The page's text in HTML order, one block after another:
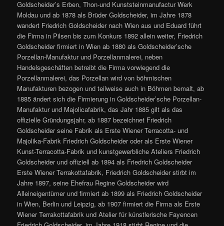
Goldscheider’s Erben, Thon-und Kunststeinmanufactur Werk
Moldau und ab 1878 als Brüder Goldscheider, im Jahre 1878
wandert Friedrich Goldscheider nach Wien aus und Eduard führt
die Firma in Pilsen bis zum Konkurs 1892 allein weiter, Friedrich
Goldscheider firmiert in Wien ab 1880 als Goldscheider’sche
Porzellan-Manufaktur und Porzellanmalerei, neben
Handelsgeschäften betreibt die Firma vorwiegend die
Porzellanmalerei, das Porzellan wird von böhmischen
Manufakturen bezogen und teilweise auch in Böhmen bemalt, ab
1885 ändert sich die Firmierung in Goldscheider’sche Porzellan-
Manufaktur und Majolicafabrik, das Jahr 1885 gilt als das
offizielle Gründungsjahr, ab 1887 bezeichnet Friedrich
Goldscheider seine Fabrik als Erste Wiener Terracotta- und
Majolika-Fabrik Friedrich Goldscheider oder als Erste Wiener
Kunst-Terracotta-Fabrik und kunstgewerbliche Ateliers Friedrich
Goldscheider und offiziell ab 1894 als Friedrich Goldscheider
Erste Wiener Terrakottafabrik, Friedrich Goldscheider stirbt im
Jahre 1897, seine Ehefrau Regine Goldscheider wird
Alleineigentümer und firmiert ab 1899 als Friedrich Goldscheider
in Wien, Berlin und Leipzig, ab 1907 firmiert die Firma als Erste
Wiener Terrakottafabrik und Atelier für künstlerische Fayencen